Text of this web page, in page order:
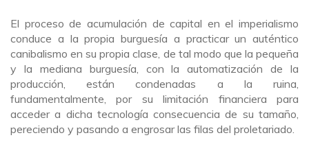
El proceso de acumulación de capital en el imperialismo
conduce a la propia burguesía a practicar un auténtico
canibalismo en su propia clase, de tal modo que la pequeña
y la mediana burguesía, con la automatización de la
producción, están condenadas a la ruina,
fundamentalmente, por su limitación financiera para
acceder a dicha tecnología consecuencia de su tamaño,
pereciendo y pasando a engrosar las filas del proletariado.